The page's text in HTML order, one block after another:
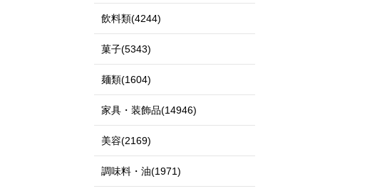
飲料類(4244)
菓子(5343)
麺類(1604)
家具・装飾品(14946)
美容(2169)
調味料・油(1971)